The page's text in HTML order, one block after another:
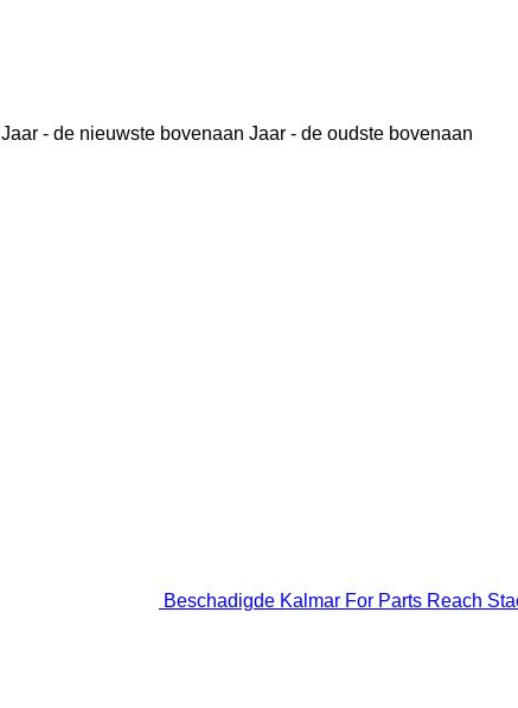
Jaar - de nieuwste bovenaan Jaar - de oudste bovenaan
Beschadigde Kalmar For Parts Reach